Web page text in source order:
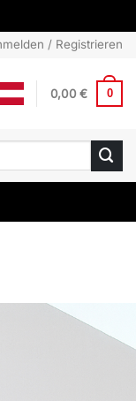
/ Registrieren
0,00€ 0